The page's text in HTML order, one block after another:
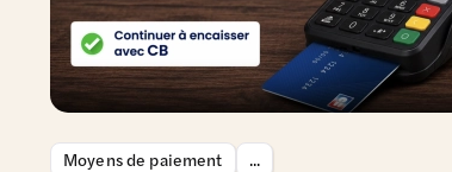
Moyens de paiement ...